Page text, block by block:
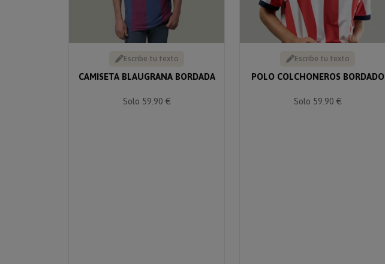
Escribe tu texto
CAMISETA BLAUGRANA BORDADA
Solo 59.90 €
Escribe tu texto
POLO COLCHONEROS BORDADO
Solo 59.90 €